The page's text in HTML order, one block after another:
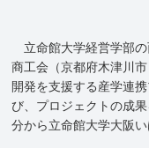
立命館大学経営学部
商工会（京都府木津川
開発を支援する産学連
び、プロジェクトの成
分から立命館大学大阪